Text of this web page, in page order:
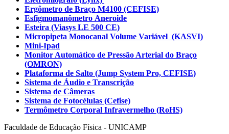
Ergômetro de Braço M4100 (CEFISE)
Esfigmomanômetro Aneroide
Esteira (Viasys LE 500 CE)
Micropipeta Monocanal Volume Variável (KASVI)
Mini-Ipad
Monitor Automático de Pressão Arterial do Braço
(OMRON)
Plataforma de Salto (Jump System Pro, CEFISE)
Sistema de Áudio e Transcrição
Sistema de Câmeras
Sistema de Fotocélulas (Cefise)
Termômetro Corporal Infravermelho (RoHS)
Faculdade de Educação Física - UNICAMP